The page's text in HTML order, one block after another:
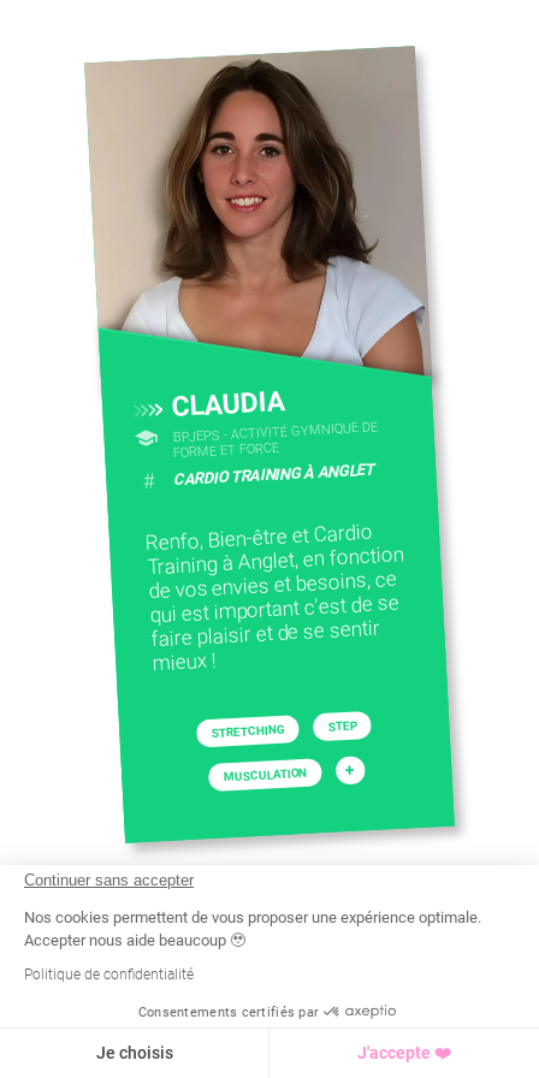
CLAUDIA
BPJEPS - ACTIVITÉ GYMNIQUE DE
FORME ET FORCE
# CARDIO TRAINING À ANGLET
Renfo, Bien-être et Cardio
Training à Anglet, en fonction
de vos envies et besoins, ce
qui est important c'est de se
faire plaisir et de se sentir
mieux !
STRETCHING STEP
MUSCULATION +
Continuer sans accepter
Nos cookies permettent de vous proposer une expérience optimale.
Accepter nous aide beaucoup 🥹
Politique de confidentialité
Consentements certifiés par
Je choisis J'accepte ❤️